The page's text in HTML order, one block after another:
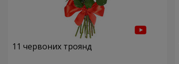
11 червоних троянд